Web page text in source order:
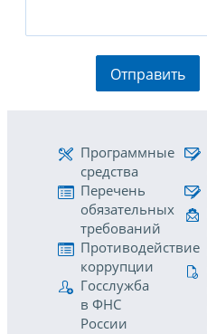
Отправить
Программные
средства
Перечень
обязательных
требований
Противодействие
коррупции
Госслужба
в ФНС
России